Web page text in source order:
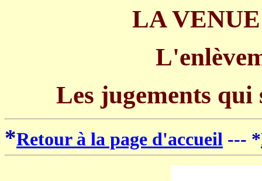
LA
Les jugements
*Retour à la page d'accueil --- *